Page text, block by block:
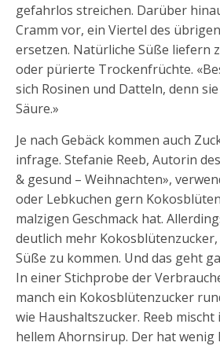
gefahrlos streichen. Darüber
Cramm vor, ein Viertel des
ersetzen. Natürliche Süße liefern
oder pürierte Trockenfrüchte.
sich Rosinen und Datteln, denn
Säure.»
Je nach Gebäck kommen auch
infrage. Stefanie Reeb, Autorin
& gesund – Weihnachten»,
oder Lebkuchen gern
malzigen Geschmack hat.
deutlich mehr
Süße zu kommen. Und das geht
In einer Stichprobe der
manch ein Kokosblütenzucker
wie Haushaltszucker. Reeb
hellem Ahornsirup. Der hat wenig